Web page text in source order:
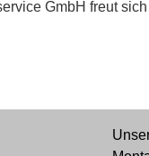
GmbH freut